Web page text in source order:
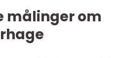
målinger om